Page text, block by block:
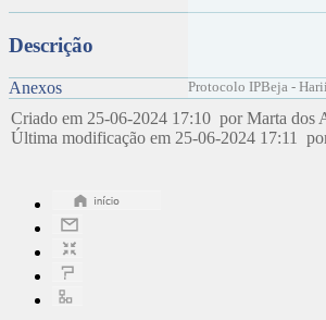
Descrição
Anexos Protocolo IPBeja -
Criado em 25-06-2024 17:10 por Marta dos
Última modificação em 25-06-2024 17:11